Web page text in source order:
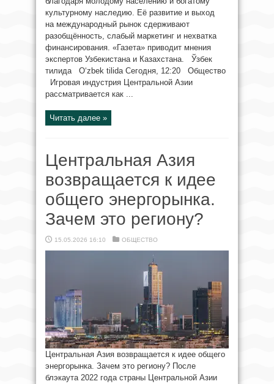
культурному наследию. Её развитие и выход
на международный рынок сдерживают
разобщённость, слабый маркетинг и нехватка
финансирования. «Газета» приводит мнения
экспертов Узбекистана и Казахстана. Ўзбек
тилида O‘zbek tilida Сегодня, 12:20 Общество
Игровая индустрия Центральной Азии
рассматривается как ...
Читать далее »
Центральная Азия
возвращается к идее
общего энергорынка.
Зачем это региону?
15.05.2026 16:10 ОБЩЕСТВО
Центральная Азия возвращается к идее общего
энергорынка. Зачем это региону? После
блэкаута 2022 года страны Центральной Азии